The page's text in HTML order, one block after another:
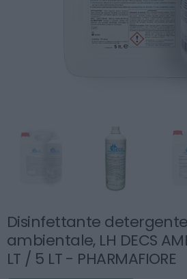
Disinfettante
ambientale, LH DECS
LT / 5 LT - PHARMAFIORE